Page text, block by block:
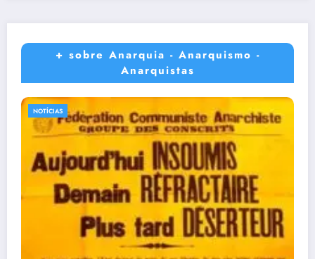
+ sobre Anarquia - Anarquismo -
Anarquistas
NOTÍCIAS